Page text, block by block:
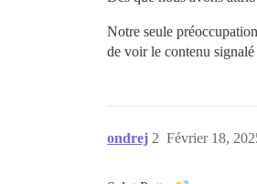
Notre seule
de voir le contenu
ondrej Février 18,
2